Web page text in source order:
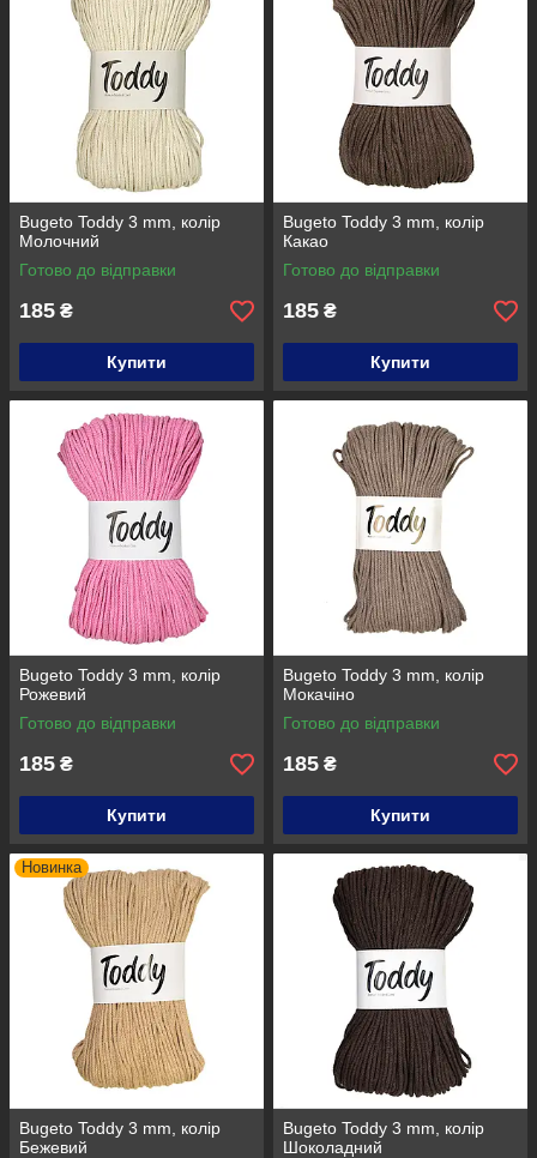
Bugeto Toddy 3 mm, колір
Молочний
Готово до відправки
185 ₴
Купити
Bugeto Toddy 3 mm, колір
Какао
Готово до відправки
185 ₴
Купити
Bugeto Toddy 3 mm, колір
Рожевий
Готово до відправки
185 ₴
Купити
Bugeto Toddy 3 mm, колір
Мокачіно
Готово до відправки
185 ₴
Купити
Новинка
Bugeto Toddy 3 mm, колір
Бежевий
Bugeto Toddy 3 mm, колір
Шоколадний